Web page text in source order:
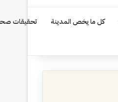
كل ما يخص المدينة تحقيقات